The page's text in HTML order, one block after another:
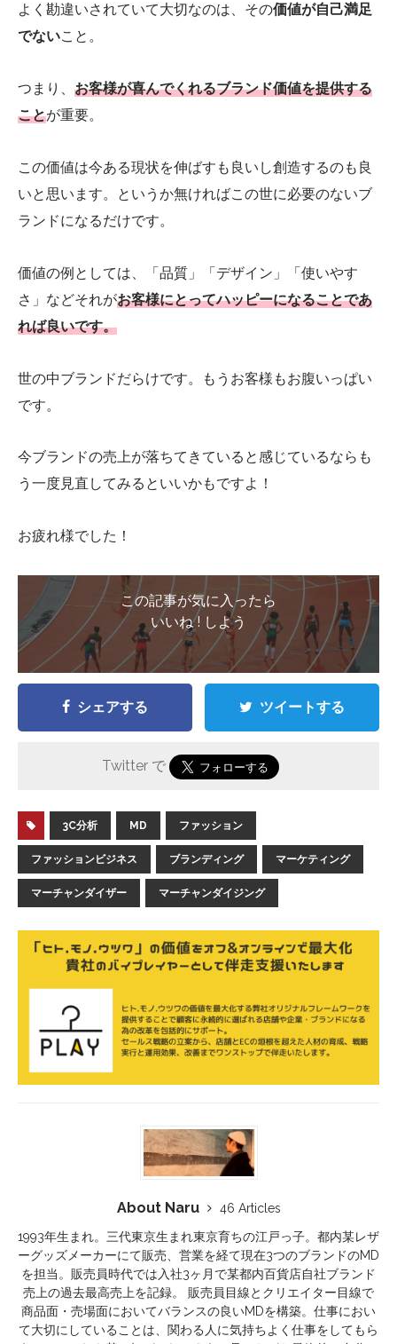
よく勘違いされていて大切なのは、その価値が自己満足
でないこと。
つまり、 お客様が喜んでくれるブランド価値を提供する
ことが重要。
この価値は今ある現状を伸ばすも良いし創造するのも良
いと思います。というか無ければこの世に必要のないブ
ランドになるだけです。
価値の例としては、「品質」「デザイン」「使いやす
さ」などそれがお客様にとってハッピーになることであ
れば良いです。
世の中ブランドだらけです。もうお客様もお腹いっぱい
です。
今ブランドの売上が落ちてきていると感じているならも
う一度見直してみるといいかもですよ！
お疲れ様でした！
この記事が気に入ったら
いいね ! しよう
シェアする ツイートする
Twitter で
3C分析 MD ファッション
ファッションビジネス ブランディング マーケティング
マーチャンダイザー マーチャンダイジング
About Naru
46 Articles
1993年生まれ。三代東京生まれ東京育ちの江戸っ子。都内某レザ
ーグッズメーカーにて販売、営業を経て現在3つのブランドのMD
を担当。販売員時代では入社3ヶ月で某都内百貨店自社ブランド
売上の過去最高売上を記録。 販売員目線とクリエイター目線で
商品面・売場面においてバランスの良いMDを構築。仕事におい
て大切にしていることは、関わる人に気持ちよく仕事をしてもら